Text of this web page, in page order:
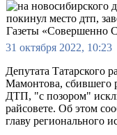
31 октября 2022, 10:23
Депутата Татарского
Мамонтова, сбившего
ДТП, "с позором"
райсовете. Об этом
главу